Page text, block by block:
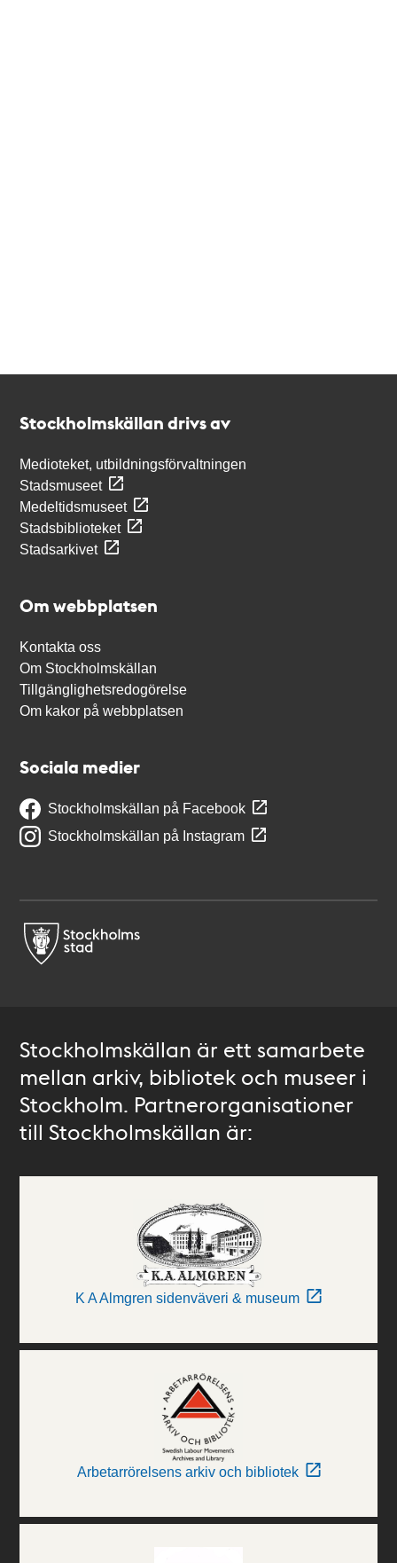
Stockholmskällan drivs av
Medioteket, utbildningsförvaltningen
Stadsmuseet
Medeltidsmuseet
Stadsbiblioteket
Stadsarkivet
Om webbplatsen
Kontakta oss
Om Stockholmskällan
Tillgänglighetsredogörelse
Om kakor på webbplatsen
Sociala medier
Stockholmskällan på Facebook
Stockholmskällan på Instagram
Stockholmskällan är ett samarbete
mellan arkiv, bibliotek och museer i
Stockholm. Partnerorganisationer
till Stockholmskällan är:
K A Almgren sidenväveri & museum
Arbetarrörelsens arkiv och bibliotek